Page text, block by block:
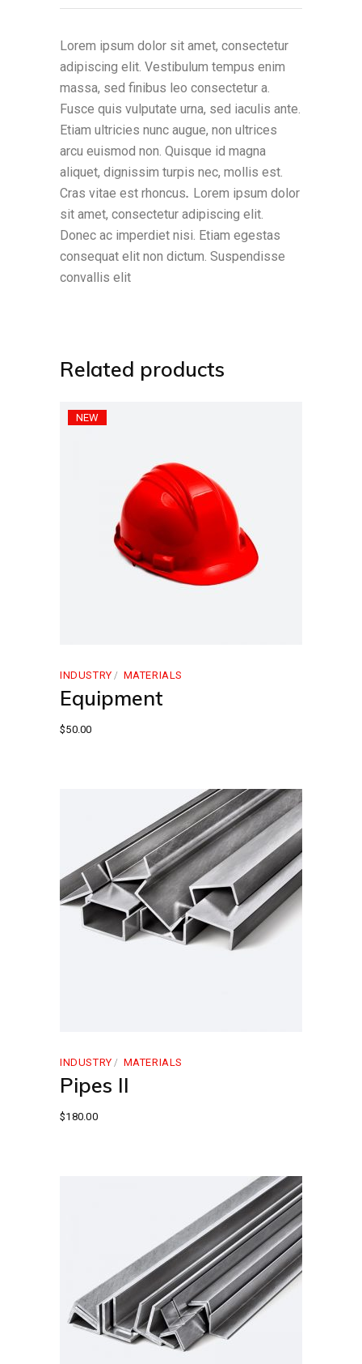
Lorem ipsum dolor sit amet, consectetur
adipiscing elit. Vestibulum tempus enim
massa, sed finibus leo consectetur a.
Fusce quis vulputate urna, sed iaculis ante.
Etiam ultricies nunc augue, non ultrices
arcu euismod non. Quisque id magna
aliquet, dignissim turpis nec, mollis est.
Cras vitae est rhoncus. Lorem ipsum dolor
sit amet, consectetur adipiscing elit.
Donec ac imperdiet nisi. Etiam egestas
consequat elit non dictum. Suspendisse
convallis elit
Related products
NEW
INDUSTRY MATERIALS
Equipment
$50.00
INDUSTRY MATERIALS
Pipes II
$180.00